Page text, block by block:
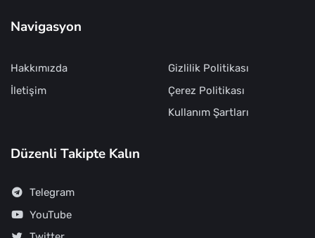
Navigasyon
Hakkımızda
İletişim
Gizlilik Politikası
Çerez Politikası
Kullanım Şartları
Düzenli Takipte Kalın
Telegram
YouTube